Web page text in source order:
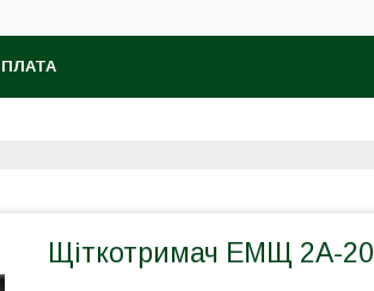
Щіткотримач ЕМЩ 2А-20